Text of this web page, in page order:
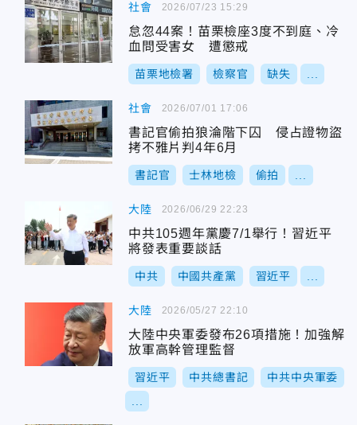
社會
怠忽44案！苗栗檢座3度不到庭、冷
血問受害女 遭懲戒
苗栗地檢署 檢察官 缺失
2026/07/23 15:29
社會
書記官偷拍狼淪階下囚 侵占證物盜
拷不雅片判4年6月
書記官 士林地檢 偷拍
2026/07/01 17:06
大陸
中共105週年黨慶7/1舉行！習近平
將發表重要談話
中共 中國共產黨 習近平
2026/06/29 22:23
大陸
大陸中央軍委發布26項措施！加強解
放軍高幹管理監督
習近平 中共總書記 中共中央軍委
2026/05/27 22:10